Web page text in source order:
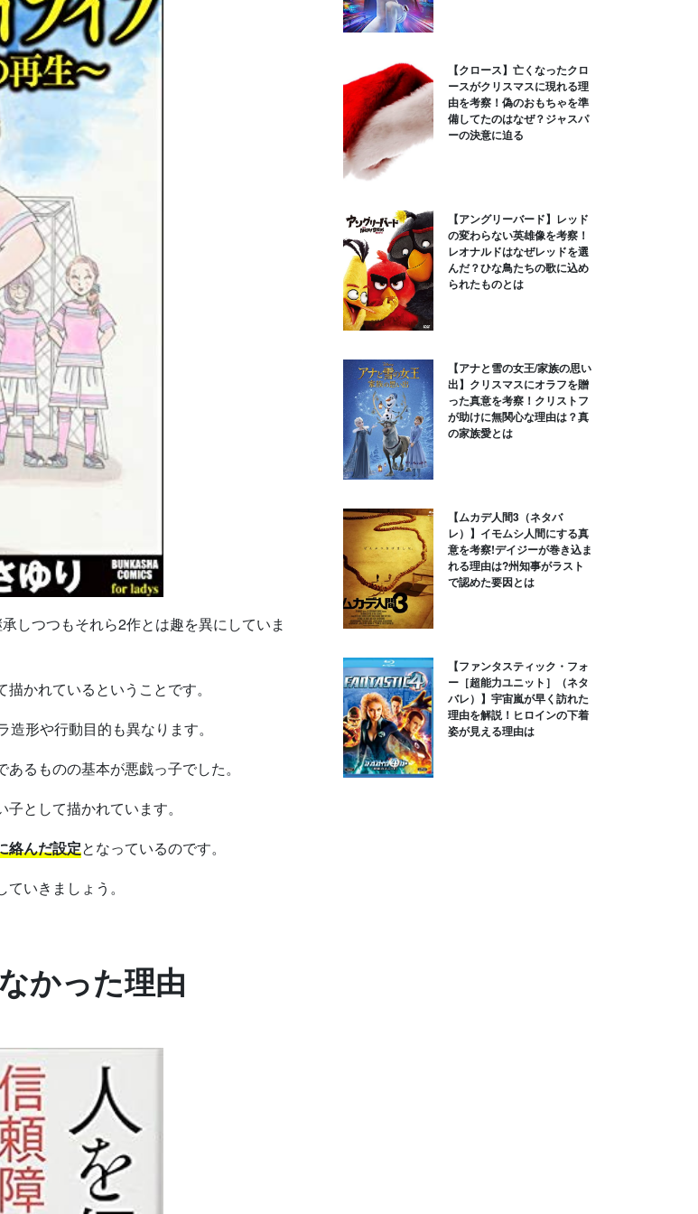
しつつもそれら2作とは趣を異にしていま
描かれているということです。
形や行動目的も異なります。
るものの基本が悪戯っ子でした。
として描かれています。
絡んだ設定となっているのです。
いきましょう。
かった理由
【クロース】亡くなったクロ
ースがクリスマスに現れる理
由を考察！偽のおもちゃを準
備してたのはなぜ？ジャスパ
ーの決意に迫る
【アングリーバード】レッド
の変わらない英雄像を考察！
レオナルドはなぜレッドを選
んだ？ひな鳥たちの歌に込め
られたものとは
【アナと雪の女王/家族の思い
出】クリスマスにオラフを贈
った真意を考察！クリストフ
が助けに無関心な理由は？真
の家族愛とは
【ムカデ人間3（ネタバ
レ）】イモムシ人間にする真
意を考察!デイジーが巻き込ま
れる理由は?州知事がラスト
で認めた要因とは
【ファンタスティック・フォ
ー［超能力ユニット］（ネタ
バレ）】宇宙嵐が早く訪れた
理由を解説！ヒロインの下着
姿が見える理由は